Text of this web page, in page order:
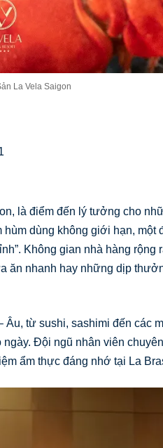
La Vela Saigon
là điểm đến lý tưởng cho
hùm dùng không giới hạn,
Không gian nhà hàng rộng
ăn nhanh hay những dịp
từ sushi, sashimi đến các
Đội ngũ nhân viên
ẩm thực đáng nhớ tại La